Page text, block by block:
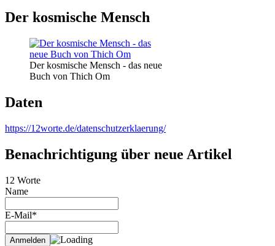
Der kosmische Mensch
Der kosmische Mensch - das neue
Buch von Thich Om
Daten
https://12worte.de/datenschutzerklaerung/
Benachrichtigung über neue Artikel
12 Worte
Name
E-Mail*